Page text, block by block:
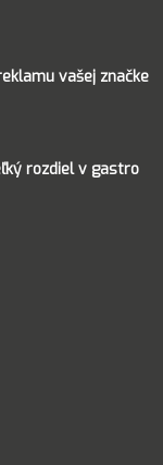
vašej značke
rozdiel v gastro